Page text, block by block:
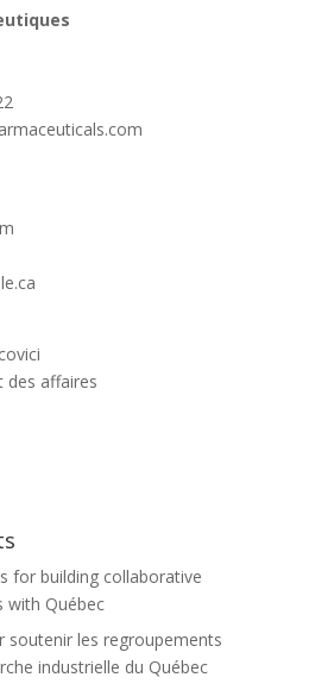
des affaires
for building collaborative
with Québec
soutenir les regroupements
industrielle du Québec